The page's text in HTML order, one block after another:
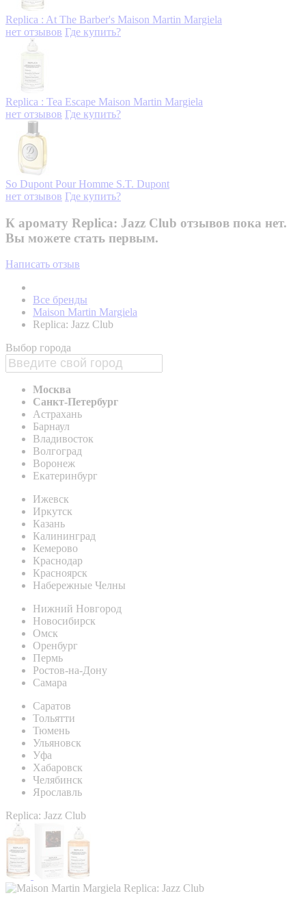
Replica : At The Barber's Maison Martin Margiela
нет отзывов Где купить?
Replica : Tea Escape Maison Martin Margiela
нет отзывов Где купить?
So Dupont Pour Homme S.T. Dupont
нет отзывов Где купить?
К аромату Replica: Jazz Club отзывов пока нет.
Вы можете стать первым.
Написать отзыв
Все бренды
Maison Martin Margiela
Replica: Jazz Club
Выбор города
Москва
Санкт-Петербург
Астрахань
Барнаул
Владивосток
Волгоград
Воронеж
Екатеринбург
Ижевск
Иркутск
Казань
Калининград
Кемерово
Краснодар
Красноярск
Набережные Челны
Нижний Новгород
Новосибирск
Омск
Оренбург
Пермь
Ростов-на-Дону
Самара
Саратов
Тольятти
Тюмень
Ульяновск
Уфа
Хабаровск
Челябинск
Ярославль
Replica: Jazz Club